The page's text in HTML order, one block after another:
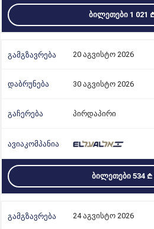
ᲑᲘᲚᲔᲗᲔᲑᲘ 1 021
20 აგვისტო 2026
30 აგვისტო 2026
პირდაპირი
ᲑᲘᲚᲔᲗᲔᲑᲘ 534
24 აგვისტო 2026